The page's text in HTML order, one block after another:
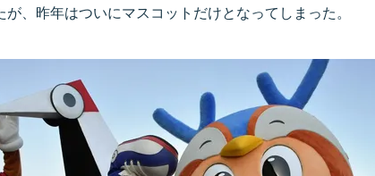
、昨年はついにマスコットだけとなってしまった。